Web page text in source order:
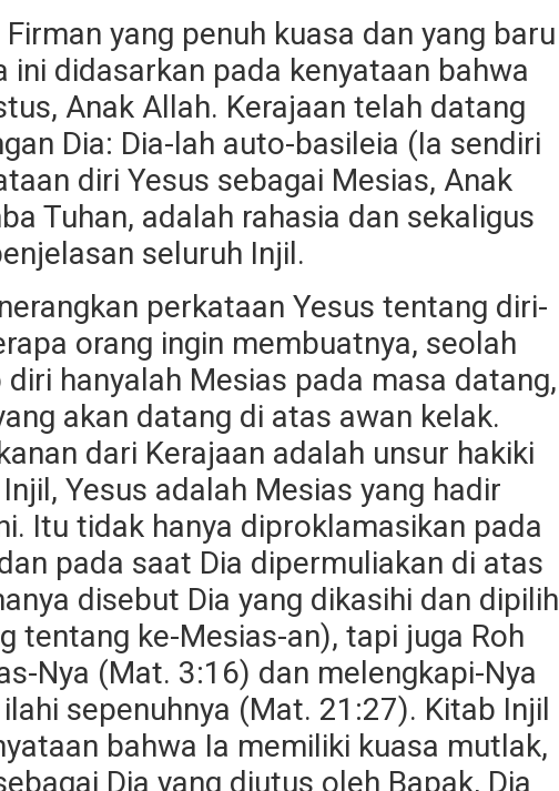
yang penuh kuasa dan yang baru
ini didasarkan pada kenyataan bahwa
Anak Allah. Kerajaan telah datang
Dia: Dia-lah auto-basileia (Ia sendiri
diri Yesus sebagai Mesias, Anak
Tuhan, adalah rahasia dan sekaligus
seluruh Injil.
perkataan Yesus tentang diri-
orang ingin membuatnya, seolah
hanyalah Mesias pada masa datang,
akan datang di atas awan kelak.
dari Kerajaan adalah unsur hakiki
Yesus adalah Mesias yang hadir
Itu tidak hanya diproklamasikan pada
pada saat Dia dipermuliakan di atas
disebut Dia yang dikasihi dan dipilih
tentang ke-Mesias-an), tapi juga Roh
Nya (Mat. 3:16) dan melengkapi-Nya
sepenuhnya (Mat. 21:27). Kitab Injil
bahwa Ia memiliki kuasa mutlak,
Dia yang diutus oleh Bapak, Dia